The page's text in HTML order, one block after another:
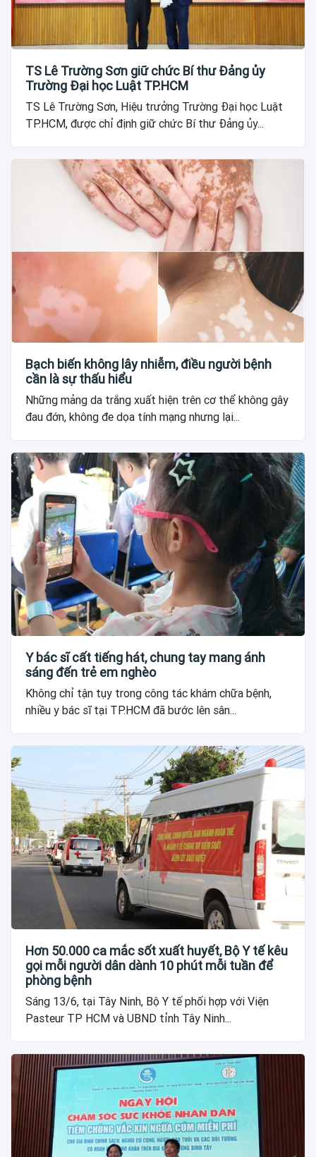
TS Lê Trường Sơn giữ chức Bí thư Đảng ủy
Trường Đại học Luật TP.HCM
TS Lê Trường Sơn, Hiệu trưởng Trường Đại học Luật
TP.HCM, được chỉ định giữ chức Bí thư Đảng ủy...
Bạch biến không lây nhiễm, điều người bệnh
cần là sự thấu hiểu
Những mảng da trắng xuất hiện trên cơ thể không gây
đau đớn, không đe dọa tính mạng nhưng lại...
Y bác sĩ cất tiếng hát, chung tay mang ánh
sáng đến trẻ em nghèo
Không chỉ tận tụy trong công tác khám chữa bệnh,
nhiều y bác sĩ tại TP.HCM đã bước lên sân...
Hơn 50.000 ca mắc sốt xuất huyết, Bộ Y tế kêu
gọi mỗi người dân dành 10 phút mỗi tuần để
phòng bệnh
Sáng 13/6, tại Tây Ninh, Bộ Y tế phối hợp với Viện
Pasteur TP HCM và UBND tỉnh Tây Ninh...